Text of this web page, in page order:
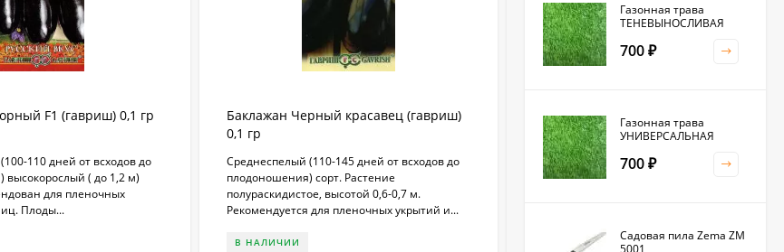
F1 (гавриш) 0,1 гр
110 дней от всходов до
высокорослый ( до 1,2 м)
для пленочных
Плоды...
Баклажан Черный красавец (гавриш)
0,1 гр
Среднеспелый (110-145 дней от всходов до
плодоношения) сорт. Растение
полураскидистое, высотой 0,6-0,7 м.
Рекомендуется для пленочных укрытий и...
В НАЛИЧИИ
Кориандр (кинза) Дебют (гавриш) 2,0
гр
Среднеспелый (30-50 дней от всходов до
стеблевания) сорт. Рекомендован для
В НАЛИЧИИ
Газонная трава
ТЕНЕВЫНОСЛИВАЯ
700 ₽
Газонная трава
УНИВЕРСАЛЬНАЯ
700 ₽
Садовая пила Zema ZM
5001